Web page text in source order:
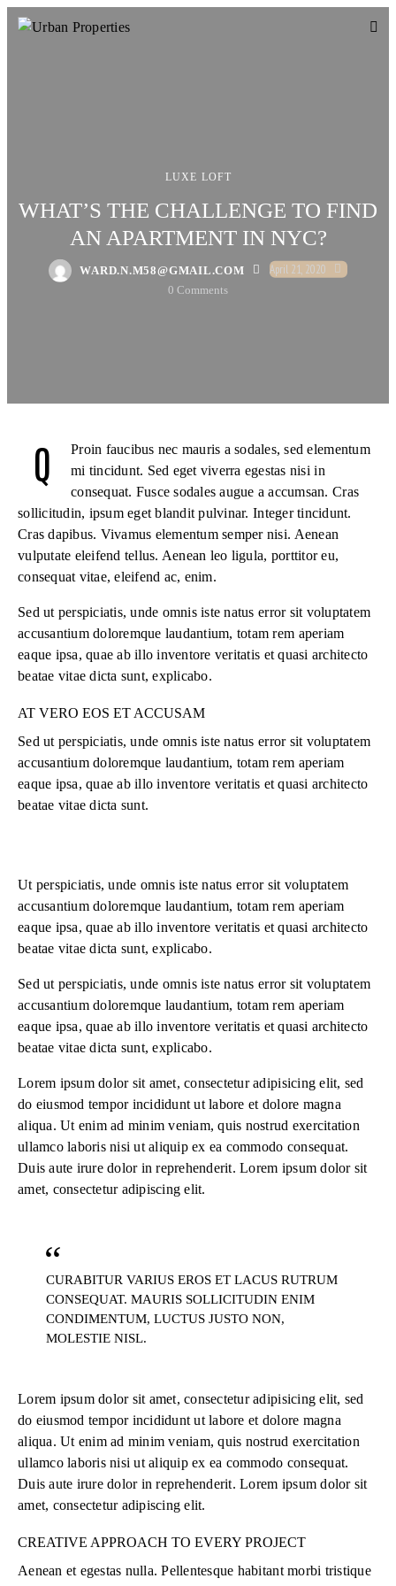
LUXE LOFT
WHAT’S THE CHALLENGE TO FIND
AN APARTMENT IN NYC?
WARD.N.M58@GMAIL.COM April 21, 2020
0 Comments
Q
Proin faucibus nec mauris a sodales, sed elementum
mi tincidunt. Sed eget viverra egestas nisi in
consequat. Fusce sodales augue a accumsan. Cras
sollicitudin, ipsum eget blandit pulvinar. Integer tincidunt.
Cras dapibus. Vivamus elementum semper nisi. Aenean
vulputate eleifend tellus. Aenean leo ligula, porttitor eu,
consequat vitae, eleifend ac, enim.
Sed ut perspiciatis, unde omnis iste natus error sit voluptatem
accusantium doloremque laudantium, totam rem aperiam
eaque ipsa, quae ab illo inventore veritatis et quasi architecto
beatae vitae dicta sunt, explicabo.
AT VERO EOS ET ACCUSAM
Sed ut perspiciatis, unde omnis iste natus error sit voluptatem
accusantium doloremque laudantium, totam rem aperiam
eaque ipsa, quae ab illo inventore veritatis et quasi architecto
beatae vitae dicta sunt.
Ut perspiciatis, unde omnis iste natus error sit voluptatem
accusantium doloremque laudantium, totam rem aperiam
eaque ipsa, quae ab illo inventore veritatis et quasi architecto
beatae vitae dicta sunt, explicabo.
Sed ut perspiciatis, unde omnis iste natus error sit voluptatem
accusantium doloremque laudantium, totam rem aperiam
eaque ipsa, quae ab illo inventore veritatis et quasi architecto
beatae vitae dicta sunt, explicabo.
Lorem ipsum dolor sit amet, consectetur adipisicing elit, sed
do eiusmod tempor incididunt ut labore et dolore magna
aliqua. Ut enim ad minim veniam, quis nostrud exercitation
ullamco laboris nisi ut aliquip ex ea commodo consequat.
Duis aute irure dolor in reprehenderit. Lorem ipsum dolor sit
amet, consectetur adipiscing elit.
CURABITUR VARIUS EROS ET LACUS RUTRUM
CONSEQUAT. MAURIS SOLLICITUDIN ENIM
CONDIMENTUM, LUCTUS JUSTO NON,
MOLESTIE NISL.
Lorem ipsum dolor sit amet, consectetur adipisicing elit, sed
do eiusmod tempor incididunt ut labore et dolore magna
aliqua. Ut enim ad minim veniam, quis nostrud exercitation
ullamco laboris nisi ut aliquip ex ea commodo consequat.
Duis aute irure dolor in reprehenderit. Lorem ipsum dolor sit
amet, consectetur adipiscing elit.
CREATIVE APPROACH TO EVERY PROJECT
Aenean et egestas nulla. Pellentesque habitant morbi tristique